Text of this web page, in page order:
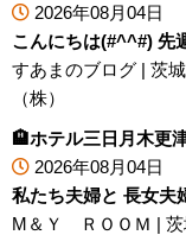
2026年08月04日
こんにちは(#^^#) 先
すあまのブログ | 茨
（株）
🏨ホテル三日月木更
2026年08月04日
私たち夫婦と 長女夫
M＆Ｙ ＲＯＯＭ |